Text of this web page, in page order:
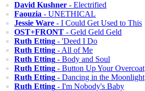
David Kushner - Electrified
Faouzia - UNETHICAL
Jessie Ware - I Could Get Used to This
OST+FRONT - Geld Geld Geld
Ruth Etting - 'Deed I Do
Ruth Etting - All of Me
Ruth Etting - Body and Soul
Ruth Etting - Button Up Your Overcoat
Ruth Etting - Dancing in the Moonlight
Ruth Etting - I'm Nobody's Baby